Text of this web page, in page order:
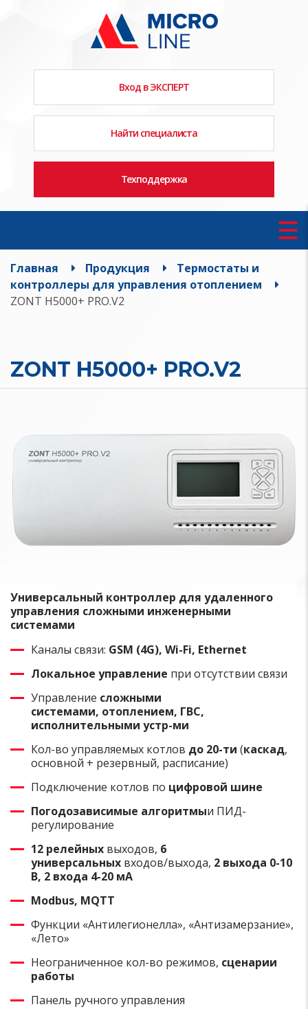
Вход в ЭКСПЕРТ
Найти специалиста
Техподдержка
Главная Продукция
Термостаты и
контроллеры для управления отоплением
ZONT H5000+ PRO.V2
ZONT H5000+ PRO.V2
Универсальный контроллер для удаленного
управления сложными инженерными
системами
Каналы связи: GSM (4G), Wi-Fi, Ethernet
Локальное управление при отсутствии связи
Управление сложными
системами, отоплением, ГВС,
исполнительными устр-ми
Кол-во управляемых котлов до 20-ти (каскад,
основной + резервный, расписание)
Подключение котлов по цифровой шине
Погодозависимые алгоритмыи ПИД-
регулирование
12 релейных выходов, 6
универсальных входов/выхода, 2 выхода 0-10
В, 2 входа 4-20 мА
Modbus, MQTT
Функции «Антилегионелла», «Антизамерзание»,
«Лето»
Неограниченное кол-во режимов, сценарии
работы
Панель ручного управления